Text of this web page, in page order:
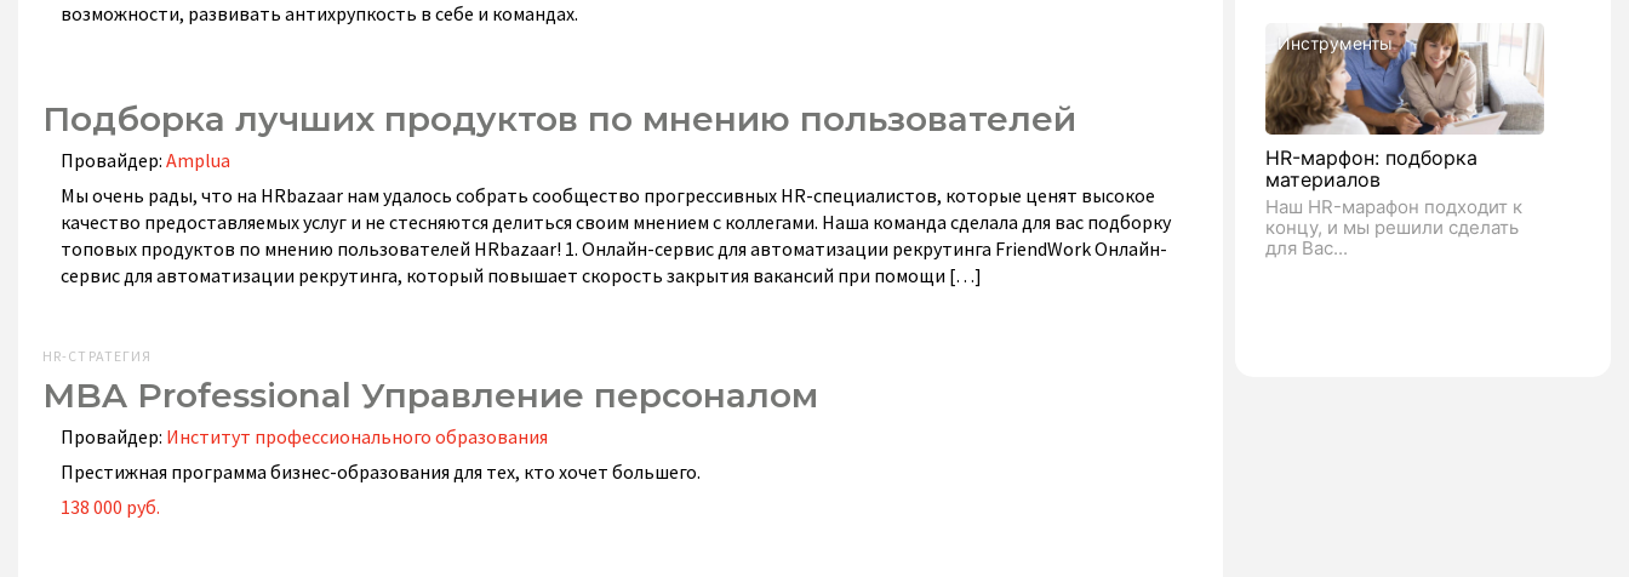
возможности, развивать антихрупкость в себе и командах.
Подборка лучших продуктов по мнению пользователей
Провайдер: Amplua
Мы очень рады, что на HRbazaar нам удалось собрать сообщество прогрессивных HR-специалистов, которые ценят высокое
качество предоставляемых услуг и не стесняются делиться своим мнением с коллегами. Наша команда сделала для вас подборку
топовых продуктов по мнению пользователей HRbazaar! 1. Онлайн-сервис для автоматизации рекрутинга FriendWork Онлайн-
сервис для автоматизации рекрутинга, который повышает скорость закрытия вакансий при помощи […]
HR-СТРАТЕГИЯ
MBA Professional Управление персоналом
Провайдер: Институт профессионального образования
Престижная программа бизнес-образования для тех, кто хочет большего.
138 000 руб.
Инструменты
HR-марфон: подборка
материалов
Наш HR-марафон подходит к
концу, и мы решили сделать
для Вас...